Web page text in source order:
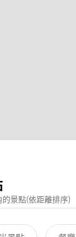
景點(依距離排序)